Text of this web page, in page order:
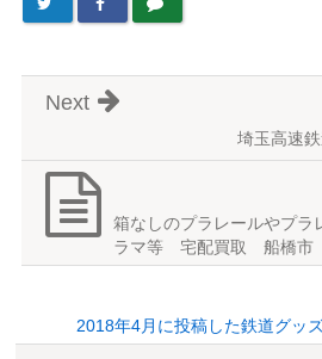
埼玉高速
Next
箱なしのプラレールやプラ
ラマ等 宅配買取 船橋市
2018年4月に投稿した鉄道グッ